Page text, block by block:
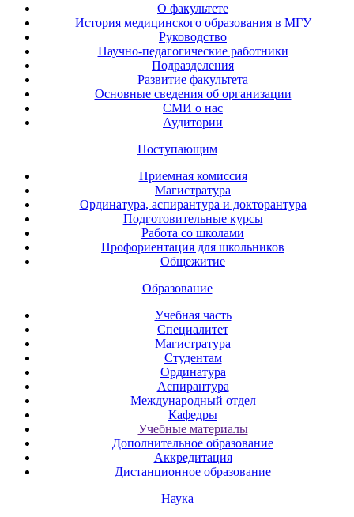
О факультете
История медицинского образования в МГУ
Руководство
Научно-педагогические работники
Подразделения
Развитие факультета
Основные сведения об организации
СМИ о нас
Аудитории
Поступающим
Приемная комиссия
Магистратура
Ординатура, аспирантура и докторантура
Подготовительные курсы
Работа со школами
Профориентация для школьников
Общежитие
Образование
Учебная часть
Специалитет
Магистратура
Студентам
Ординатура
Аспирантура
Международный отдел
Кафедры
Учебные материалы
Дополнительное образование
Аккредитация
Дистанционное образование
Наука